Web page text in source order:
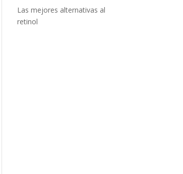
Las mejores alternativas al
retinol